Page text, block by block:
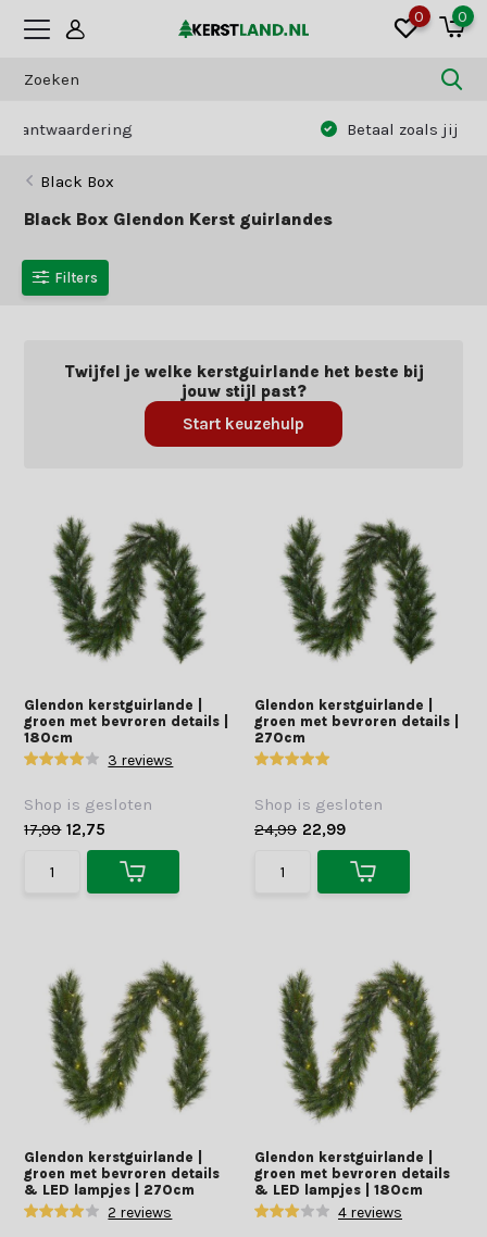
0 0
Betaal zoals jij dat wilt: vooraf of achteraf
Black Box
Black Box Glendon Kerst guirlandes
Filters
Twijfel je welke kerstguirlande het beste bij
jouw stijl past?
Start keuzehulp
Glendon kerstguirlande |
groen met bevroren details |
180cm
3 reviews
Shop is gesloten
17,99 12,75
Glendon kerstguirlande |
groen met bevroren details |
270cm
Shop is gesloten
24,99 22,99
Glendon kerstguirlande |
groen met bevroren details
& LED lampjes | 270cm
2 reviews
Glendon kerstguirlande |
groen met bevroren details
& LED lampjes | 180cm
4 reviews